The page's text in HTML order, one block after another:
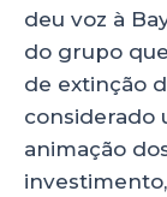
deu voz à
do grupo
de extinção
considerado
animação
investimento,